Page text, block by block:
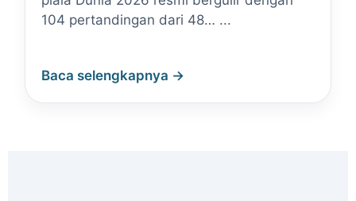
104 pertandingan dari 48… ...
Baca selengkapnya →